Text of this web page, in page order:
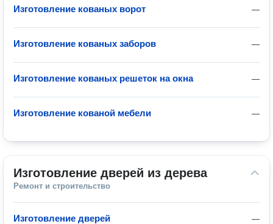
—
Изготовление кованых ворот
—
Изготовление кованых заборов
—
Изготовление кованых решеток на окна
—
Изготовление кованой мебели
Изготовление дверей из дерева
Ремонт и строительство
—
Изготовление дверей